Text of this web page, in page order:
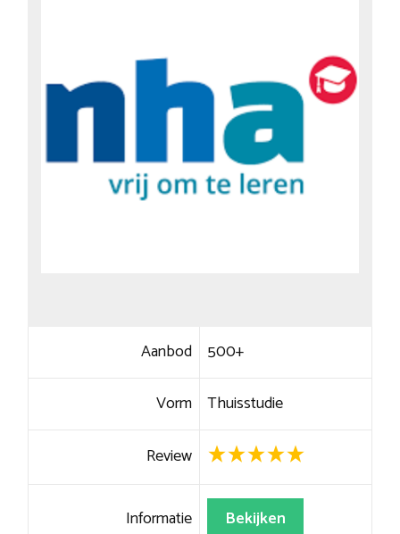
Aanbod 500+
Vorm Thuisstudie
Review
Informatie Bekijken